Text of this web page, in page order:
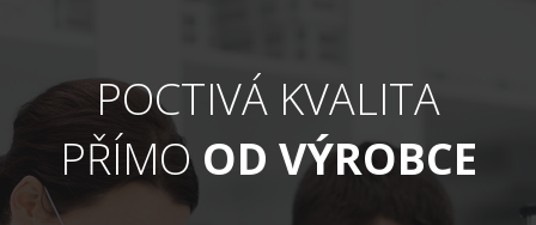
POCTIVÁ KVALITA
PŘÍMOOD VÝROBCE